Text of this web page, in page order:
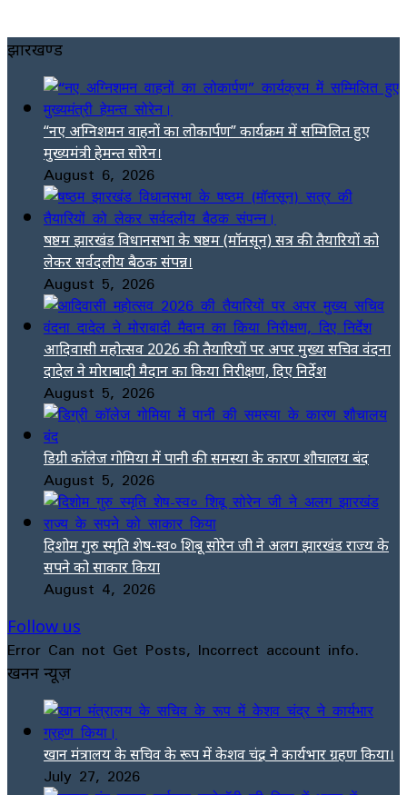
झारखण्ड
“नए अग्निशमन वाहनों का लोकार्पण” कार्यक्रम में सम्मिलित हुए
मुख्यमंत्री हेमन्त सोरेन।
August 6, 2026
षष्ठम झारखंड विधानसभा के षष्ठम (मॉनसून) सत्र की तैयारियों को
लेकर सर्वदलीय बैठक संपन्न।
August 5, 2026
आदिवासी महोत्सव 2026 की तैयारियों पर अपर मुख्य सचिव वंदना
दादेल ने मोराबादी मैदान का किया निरीक्षण, दिए निर्देश
August 5, 2026
डिग्री कॉलेज गोमिया में पानी की समस्या के कारण शौचालय बंद
August 5, 2026
दिशोम गुरु स्मृति शेष-स्व० शिबू सोरेन जी ने अलग झारखंड राज्य के
सपने को साकार किया
August 4, 2026
Follow us
Error Can not Get Posts, Incorrect account info.
खनन न्यूज़
खान मंत्रालय के सचिव के रूप में केशव चंद्र ने कार्यभार ग्रहण किया।
July 27, 2026